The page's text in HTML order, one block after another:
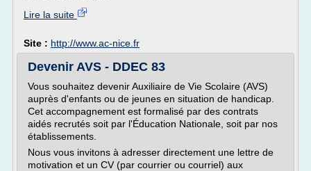
Lire la suite
Site : http://www.ac-nice.fr
Devenir AVS - DDEC 83
Vous souhaitez devenir Auxiliaire de Vie Scolaire (AVS)
auprès d'enfants ou de jeunes en situation de handicap.
Cet accompagnement est formalisé par des contrats
aidés recrutés soit par l'Éducation Nationale, soit par nos
établissements.
Nous vous invitons à adresser directement une lettre de
motivation et un CV (par courrier ou courriel) aux